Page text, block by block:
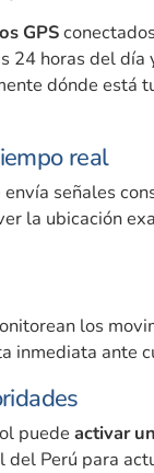
GPS
horas del día
dónde está
real
señales
la ubicación
los
inmediata ante
puede activar
Perú para